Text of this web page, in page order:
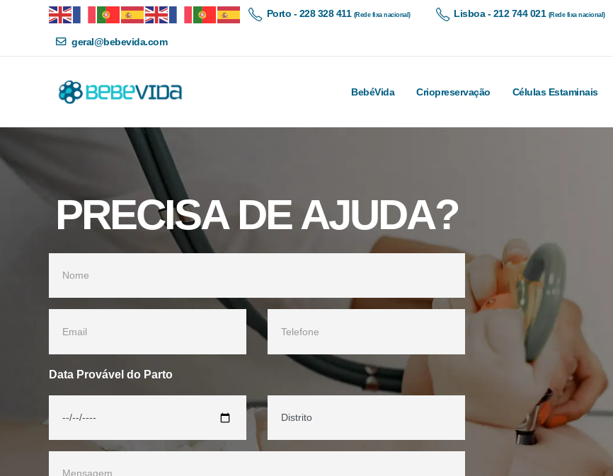
Porto - 228 328 411 (Rede fixa nacional) Lisboa - 212 744 021 (Rede fixa nacional)
geral@bebevida.com
BebéVida Criopreservação Células Estaminais
PRECISA DE AJUDA?
Data Provável do Parto